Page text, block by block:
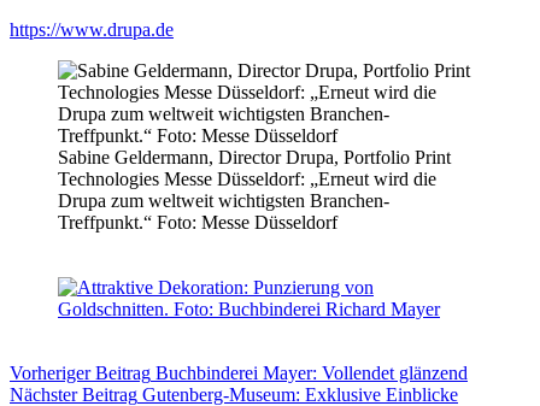
https://www.drupa.de
Sabine Geldermann, Director Drupa, Portfolio Print
Technologies Messe Düsseldorf: „Erneut wird die
Drupa zum weltweit wichtigsten Branchen-
Treffpunkt.“ Foto: Messe Düsseldorf
VorherigerBeitrag Buchbinderei Mayer: Vollendet glänzend
NächsterBeitrag Gutenberg-Museum: Exklusive Einblicke